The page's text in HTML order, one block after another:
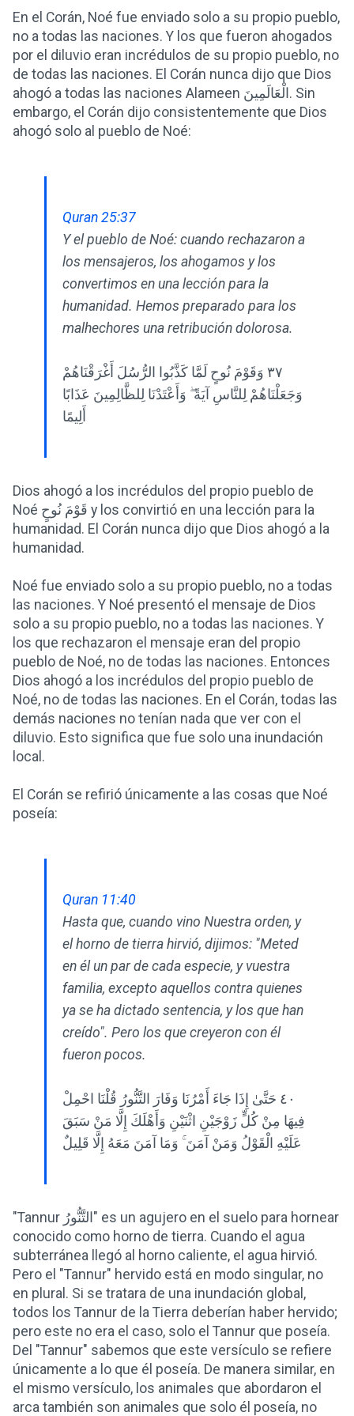
En el Corán, Noé fue enviado solo a su propio pueblo,
no a todas las naciones. Y los que fueron ahogados
por el diluvio eran incrédulos de su propio pueblo, no
de todas las naciones. El Corán nunca dijo que Dios
ahogó a todas las naciones Alameen الْعَالَمِينَ. Sin
embargo, el Corán dijo consistentemente que Dios
ahogó solo al pueblo de Noé:
Quran 25:37
Y el pueblo de Noé: cuando rechazaron a
los mensajeros, los ahogamos y los
convertimos en una lección para la
humanidad. Hemos preparado para los
malhechores una retribución dolorosa.
٣٧ وَقَوْمَ نُوحٍ لَمَّا كَذَّبُوا الرُّسُلَ أَغْرَقْنَاهُمْ
وَجَعَلْنَاهُمْ لِلنَّاسِ آيَةً ۖ وَأَعْتَدْنَا لِلظَّالِمِينَ عَذَابًا
أَلِيمًا
Dios ahogó a los incrédulos del propio pueblo de
Noé قَوْمَ نُوحٍ y los convirtió en una lección para la
humanidad. El Corán nunca dijo que Dios ahogó a la
humanidad.
Noé fue enviado solo a su propio pueblo, no a todas
las naciones. Y Noé presentó el mensaje de Dios
solo a su propio pueblo, no a todas las naciones. Y
los que rechazaron el mensaje eran del propio
pueblo de Noé, no de todas las naciones. Entonces
Dios ahogó a los incrédulos del propio pueblo de
Noé, no de todas las naciones. En el Corán, todas las
demás naciones no tenían nada que ver con el
diluvio. Esto significa que fue solo una inundación
local.
El Corán se refirió únicamente a las cosas que Noé
poseía:
Quran 11:40
Hasta que, cuando vino Nuestra orden, y
el horno de tierra hirvió, dijimos: "Meted
en él un par de cada especie, y vuestra
familia, excepto aquellos contra quienes
ya se ha dictado sentencia, y los que han
creído". Pero los que creyeron con él
fueron pocos.
٤٠ حَتَّىٰ إِذَا جَاءَ أَمْرُنَا وَفَارَ التَّنُّورُ قُلْنَا احْمِلْ
فِيهَا مِنْ كُلٍّ زَوْجَيْنِ اثْنَيْنِ وَأَهْلَكَ إِلَّا مَنْ سَبَقَ
عَلَيْهِ الْقَوْلُ وَمَنْ آمَنَ ۚ وَمَا آمَنَ مَعَهُ إِلَّا قَلِيلٌ
"Tannur التَّنُّورُ" es un agujero en el suelo para hornear
conocido como horno de tierra. Cuando el agua
subterránea llegó al horno caliente, el agua hirvió.
Pero el "Tannur" hervido está en modo singular, no
en plural. Si se tratara de una inundación global,
todos los Tannur de la Tierra deberían haber hervido;
pero este no era el caso, solo el Tannur que poseía.
Del "Tannur" sabemos que este versículo se refiere
únicamente a lo que él poseía. De manera similar, en
el mismo versículo, los animales que abordaron el
arca también son animales que solo él poseía, no